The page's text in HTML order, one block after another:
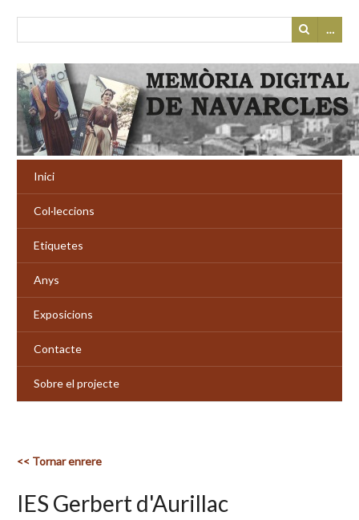
…
Inici
Col·leccions
Etiquetes
Anys
Exposicions
Contacte
Sobre el projecte
<< Tornar enrere
IES Gerbert d'Aurillac